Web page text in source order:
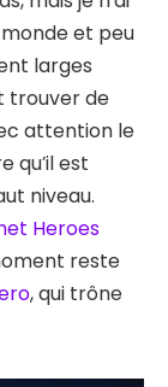
et peu
larges
trouver de
attention le
qu’il est
niveau.
Heroes
reste
, qui trône